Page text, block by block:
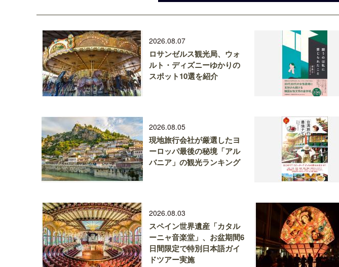
2026.08.07
ロサンゼルス観光局、ウォ
ルト・ディズニーゆかりの
スポット10選を紹介
2026.08.05
現地旅行会社が厳選したヨ
ーロッパ最後の秘境「アル
バニア」の観光ランキング
2026.08.03
スペイン世界遺産「カタル
ーニャ音楽堂」、お盆期間6
日間限定で特別日本語ガイ
ドツアー実施